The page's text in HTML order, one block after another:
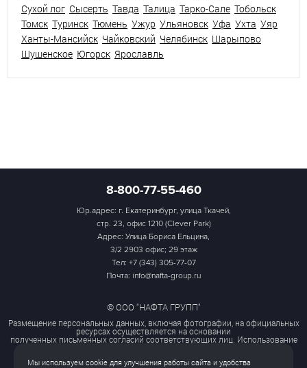
Сухой лог Сысерть Тавда Талица Тарко-Сале Тобольск
Томск Туринск Тюмень Ужур Ульяновск Уфа Ухта Уяр
Ханты-Мансийск Чайковский Челябинск Шарыпово
Шушенское Югорск Ярославль
8-800-77-55-460
Юр.адрес: г. Екатеринбург, улица Ткачей,
стр. 23, офис 1210 (Clever Park)
Адрес: Улица Бориса Ельцина,
3/2 2903 офис; 29 этаж
Тел: +7 (343) 305-77-07
Почта: info@nafta-group.ru
© ООО "НАФТА ГРУПП"
Размещение персональных данных, включая фотографии, на официальных
ресурсах осуществляется на основании
полученных письменных согласий соответствующих лиц. Использование
этих материалов третьими лицами
Мы используем cookie для улучшения работы сайта и удобства